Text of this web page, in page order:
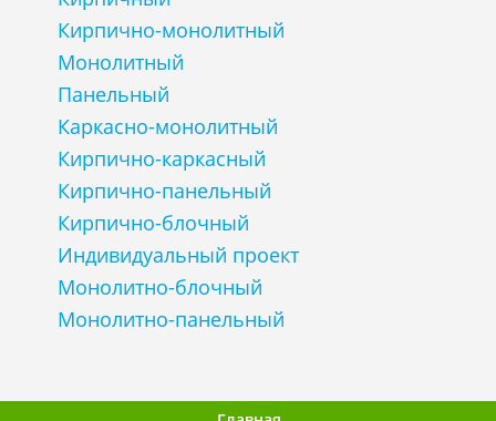
Кирпично-монолитный
Монолитный
Панельный
Каркасно-монолитный
Кирпично-каркасный
Кирпично-панельный
Кирпично-блочный
Индивидуальный проект
Монолитно-блочный
Монолитно-панельный